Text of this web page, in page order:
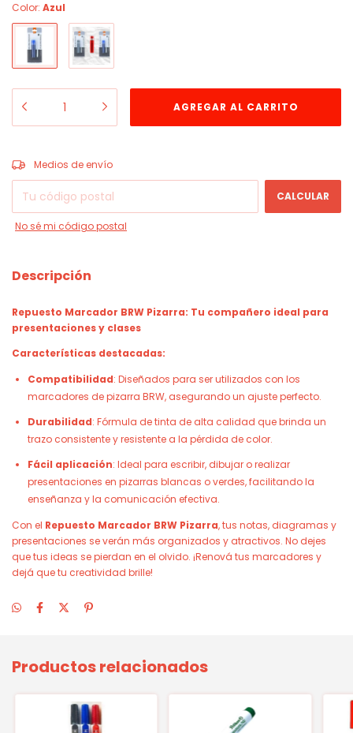
Color: Azul
Entregas para el CP:
Medios de envío
CALCULAR
No sé mi código postal
Descripción
Repuesto Marcador BRW Pizarra: Tu compañero ideal para
presentaciones y clases
Características destacadas:
Compatibilidad: Diseñados para ser utilizados con los
marcadores de pizarra BRW, asegurando un ajuste perfecto.
Durabilidad: Fórmula de tinta de alta calidad que brinda un
trazo consistente y resistente a la pérdida de color.
Fácil aplicación: Ideal para escribir, dibujar o realizar
presentaciones en pizarras blancas o verdes, facilitando la
enseñanza y la comunicación efectiva.
Con el Repuesto Marcador BRW Pizarra, tus notas, diagramas y
presentaciones se verán más organizados y atractivos. No dejes
que tus ideas se pierdan en el olvido. ¡Renová tus marcadores y
dejá que tu creatividad brille!
Productos relacionados